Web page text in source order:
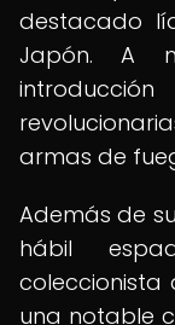
destacado
Japón. A
armas de
Además de
hábil
coleccionista
una notable